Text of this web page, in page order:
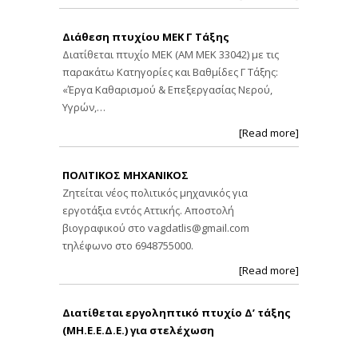
Διάθεση πτυχίου ΜΕΚ Γ Τάξης
Διατίθεται πτυχίο ΜΕΚ (ΑΜ ΜΕΚ 33042) με τις
παρακάτω Κατηγορίες και Βαθμίδες Γ Τάξης:
«Έργα Καθαρισμού & Επεξεργασίας Νερού,
Υγρών,…
[Read more]
ΠΟΛΙΤΙΚΟΣ ΜΗΧΑΝΙΚΟΣ
Ζητείται νέος πολιτικός μηχανικός για
εργοτάξια εντός Αττικής. Αποστολή
βιογραφικού στο vagdatlis@gmail.com
τηλέφωνο στο 6948755000.
[Read more]
Διατίθεται εργοληπτικό πτυχίο Δ’ τάξης
(ΜΗ.Ε.Ε.Δ.Ε.) για στελέχωση